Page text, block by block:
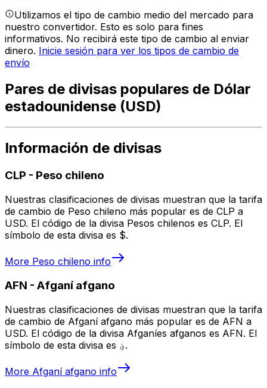
Utilizamos el tipo de cambio medio del mercado para
nuestro convertidor. Esto es solo para fines
informativos. No recibirá este tipo de cambio al enviar
dinero. Inicie sesión para ver los tipos de cambio de
envío
Pares de divisas populares de Dólar
estadounidense (USD)
Información de divisas
CLP - Peso chileno
Nuestras clasificaciones de divisas muestran que la tarifa
de cambio de Peso chileno más popular es de CLP a
USD. El código de la divisa Pesos chilenos es CLP. El
símbolo de esta divisa es $.
More Peso chileno info
AFN - Afganí afgano
Nuestras clasificaciones de divisas muestran que la tarifa
de cambio de Afganí afgano más popular es de AFN a
USD. El código de la divisa Afganíes afganos es AFN. El
símbolo de esta divisa es ؋.
More Afganí afgano info